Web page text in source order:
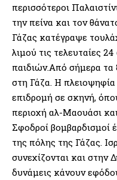
περισσότεροι
την πείνα και τον
Γάζας κατέγραψε
λιμού τις τελευταίες
παιδιών.Από σήμερα τα
στη Γάζα. Η
επιδρομή σε σκηνή,
περιοχή αλ-Μαουάσι
Σφοδροί βομβαρδισμοί
της πόλης της Γάζας.
συνεχίζονται και στην
δυνάμεις κάνουν